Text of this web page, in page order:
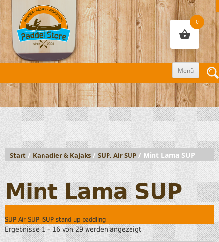
Menü
Zum
Inhalt
Start / Kanadier & Kajaks / SUP, Air SUP / Mint Lama SUP
Mint Lama SUP
SUP Air SUP iSUP stand up paddling
Ergebnisse 1 – 16 von 29 werden angezeigt
0